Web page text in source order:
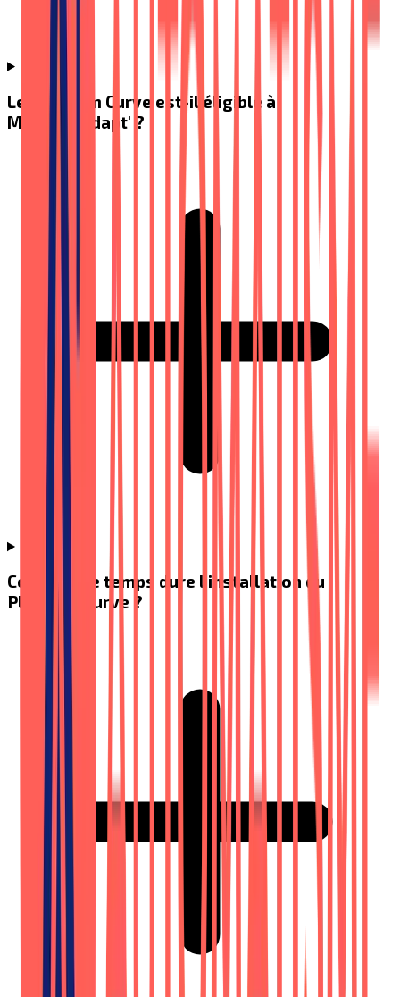
Le Platinum Curve est-il éligible à
MaPrimeAdapt' ?
Combien de temps dure l'installation du
Platinum Curve ?